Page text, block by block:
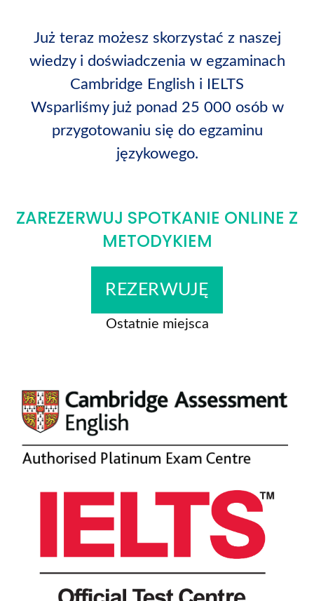
Już teraz możesz skorzystać z naszej
wiedzy i doświadczenia w egzaminach
Cambridge English i IELTS
Wsparliśmy już ponad 25 000 osób w
przygotowaniu się do egzaminu
językowego.
ZAREZERWUJ SPOTKANIE ONLINE Z
METODYKIEM
REZERWUJĘ
Ostatnie miejsca